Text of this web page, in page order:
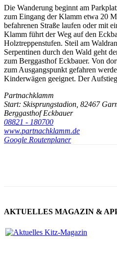
Die Wanderung beginnt am
zum Eingang der Klamm etwa 20
befahrenen Straße laufen oder mit
Klamm führt der Weg auf den
Holztreppenstufen. Steil am
Serpentinen durch den Wald geht
zum Berggasthof Eckbauer. Von
zum Ausgangspunkt gefahren
Kinderwägen geeignet. Der
Partnachklamm
Start: Skisprungstadion, 82467
Berggasthof Eckbauer
08821 - 180700
www.partnachklamm.de
Google Routenplaner
AKTUELLES MAGAZIN &